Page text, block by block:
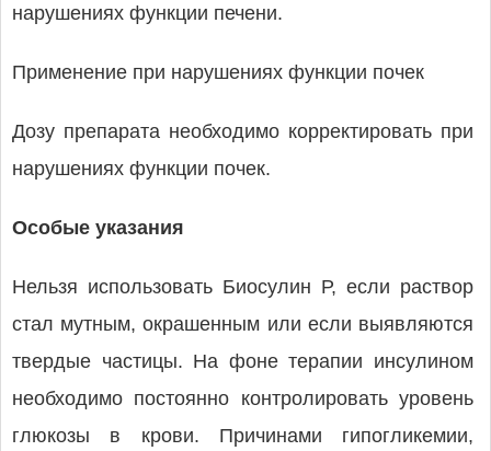
нарушениях функции печени.
Применение при нарушениях функции почек
Дозу препарата необходимо корректировать при
нарушениях функции почек.
Особые указания
Нельзя использовать Биосулин Р, если раствор
стал мутным, окрашенным или если выявляются
твердые частицы. На фоне терапии инсулином
необходимо постоянно контролировать уровень
глюкозы в крови. Причинами гипогликемии,